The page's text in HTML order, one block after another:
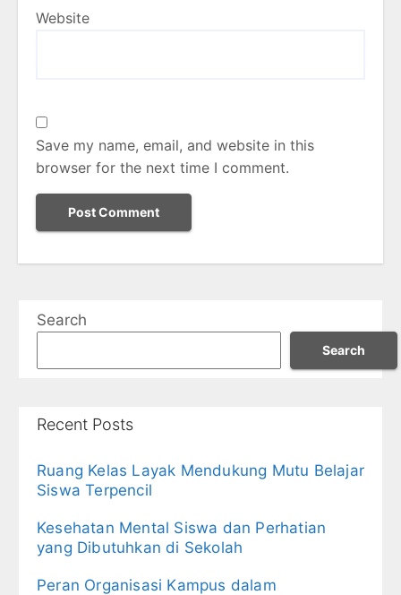
Website
Save my name, email, and website in this
browser for the next time I comment.
Search
Search
Recent Posts
Ruang Kelas Layak Mendukung Mutu Belajar
Siswa Terpencil
Kesehatan Mental Siswa dan Perhatian
yang Dibutuhkan di Sekolah
Peran Organisasi Kampus dalam